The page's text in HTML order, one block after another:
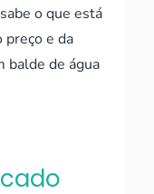
o que está
preço e da
balde de água